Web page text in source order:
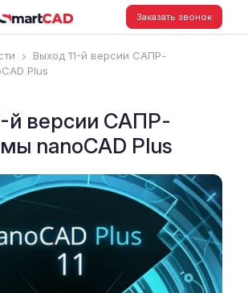
Заказать звонок
Выход 11-й версии САПР-
Plus
й версии САПР-
nanoCAD Plus